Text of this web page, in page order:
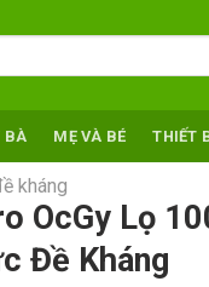
BÀ MẸ VÀ BÉ THIẾT
kháng
OcGy Lọ
Đề Kháng